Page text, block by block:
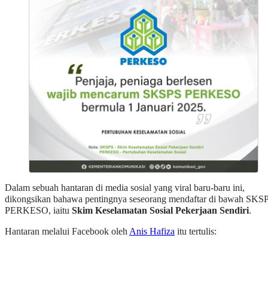
Dalam sebuah hantaran di media sosial yang viral baru-baru ini,
dikongsikan bahawa pentingnya seseorang mendaftar di bawah
PERKESO, iaitu Skim Keselamatan Sosial Pekerjaan Sendiri.
Hantaran melalui Facebook olehAnis Hafiza itu tertulis: